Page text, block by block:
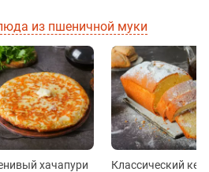
из пшеничной муки
хачапури
Классический